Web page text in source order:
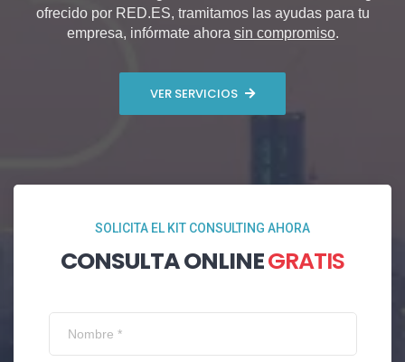
ofrecido por RED.ES, tramitamos las ayudas para tu
empresa, infórmate ahora sin compromiso.
VER SERVICIOS
SOLICITA EL KIT CONSULTING AHORA
CONSULTA ONLINEGRATIS